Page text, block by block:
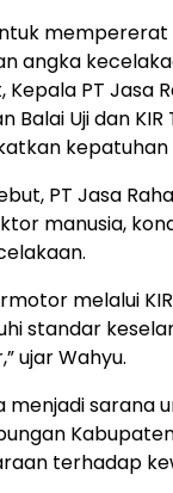
angka
PT Jasa
Balai Uji dan
kepatuhan
PT Jasa
manusia,
melalui
standar
ujar Wahyu.
menjadi
terhadap